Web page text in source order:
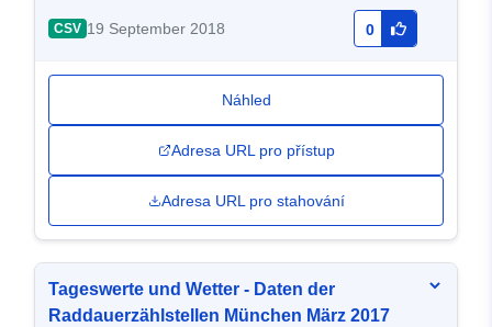
CSV 19 September 2018 0
Náhled
Adresa URL pro přístup
Adresa URL pro stahování
Tageswerte und Wetter - Daten der
Raddauerzählstellen München März 2017